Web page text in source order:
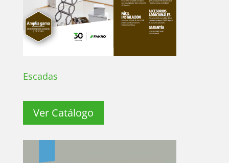
Escadas
Ver Catálogo